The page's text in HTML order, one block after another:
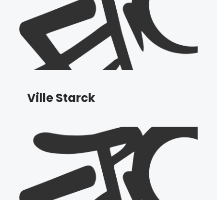
Ville Starck